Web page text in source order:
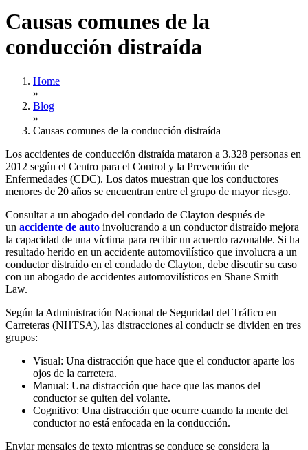
Causas comunes de la
conducción distraída
Home
»
Blog
»
Causas comunes de la conducción distraída
Los accidentes de conducción distraída mataron a 3.328 personas en
2012 según el Centro para el Control y la Prevención de
Enfermedades (CDC). Los datos muestran que los conductores
menores de 20 años se encuentran entre el grupo de mayor riesgo.
Consultar a un abogado del condado de Clayton después de
un accidente de auto involucrando a un conductor distraído mejora
la capacidad de una víctima para recibir un acuerdo razonable. Si ha
resultado herido en un accidente automovilístico que involucra a un
conductor distraído en el condado de Clayton, debe discutir su caso
con un abogado de accidentes automovilísticos en Shane Smith
Law.
Según la Administración Nacional de Seguridad del Tráfico en
Carreteras (NHTSA), las distracciones al conducir se dividen en tres
grupos:
Visual: Una distracción que hace que el conductor aparte los
ojos de la carretera.
Manual: Una distracción que hace que las manos del
conductor se quiten del volante.
Cognitivo: Una distracción que ocurre cuando la mente del
conductor no está enfocada en la conducción.
Enviar mensajes de texto mientras se conduce se considera la